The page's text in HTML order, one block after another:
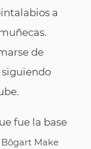
a
de
fue la base
Bôgart Make